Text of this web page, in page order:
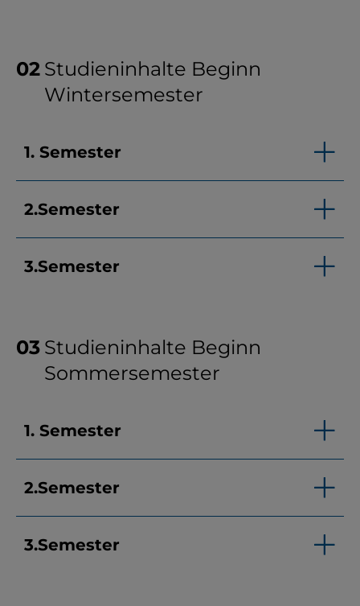
Studieninhalte Beginn
Wintersemester
1. Semester
2.Semester
3.Semester
Studieninhalte Beginn
Sommersemester
1. Semester
2.Semester
3.Semester